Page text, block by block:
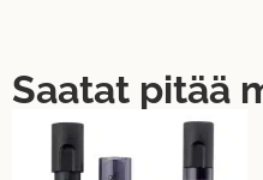
Saatat pitää